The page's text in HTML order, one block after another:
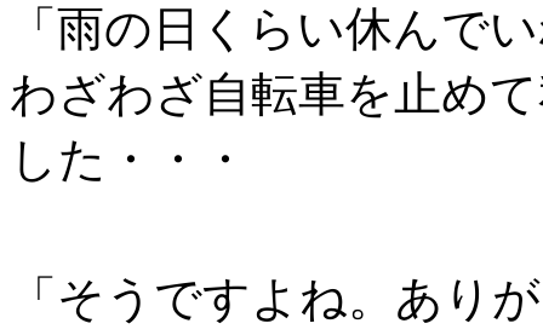
「雨の日くらい休んで
わざわざ自転車を止め
した・・・
「そうですよね。あり